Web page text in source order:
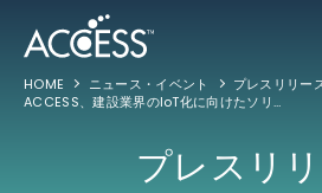
HOME ニュース・イベント
プレスリリー
ACCESS、建設業界のIoT化に向けたソリューションにおいて、アクティオと協業
プレスリ